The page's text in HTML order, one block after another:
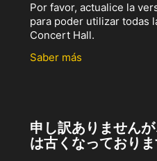
Por favor, actualice la
para poder utilizar todas
Concert Hall.
Saber más
申し訳ありません
は古くなっており